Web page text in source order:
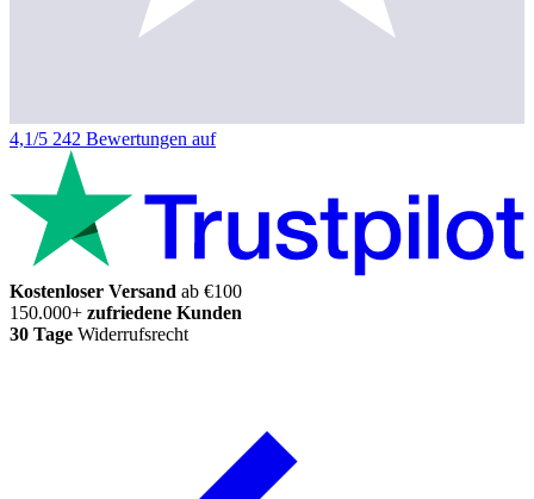
4,1/5 242 Bewertungen auf
Kostenloser Versand ab €100
150.000+ zufriedene Kunden
30 Tage Widerrufsrecht